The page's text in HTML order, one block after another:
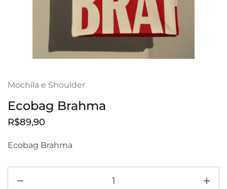
Mochila e Shoulder
Ecobag Brahma
R$89,90
Ecobag Brahma